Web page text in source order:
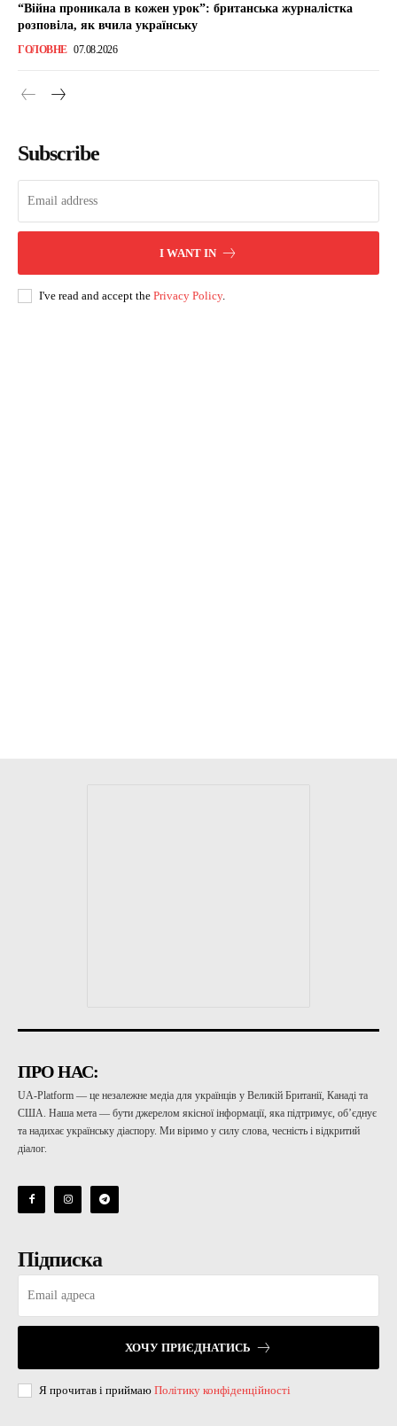
“Війна проникала в кожен урок”: британська журналістка
розповіла, як вчила українську
ГОЛОВНЕ 07.08.2026
Subscribe
I WANT IN
I've read and accept the Privacy Policy.
ПРО НАС:
UA-Platform — це незалежне медіа для українців у Великій Британії, Канаді та
США. Наша мета — бути джерелом якісної інформації, яка підтримує, об’єднує
та надихає українську діаспору. Ми віримо у силу слова, чесність і відкритий
діалог.
Підписка
ХОЧУ ПРИЄДНАТИСЬ
Я прочитав і приймаю Політику конфіденційності